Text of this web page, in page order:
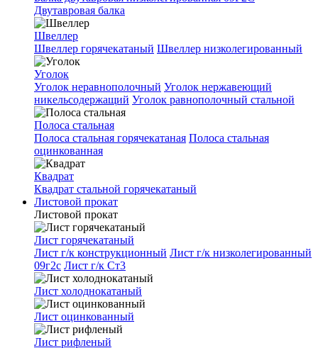
Двутавровая балка
Швеллер
Швеллер горячекатаный Швеллер низколегированный
Уголок
Уголок неравнополочный Уголок нержавеющий
никельсодержащий Уголок равнополочный стальной
Полоса стальная
Полоса стальная горячекатаная Полоса стальная
оцинкованная
Квадрат
Квадрат стальной горячекатаный
Листовой прокат
Листовой прокат
Лист горячекатаный
Лист г/к конструкционный Лист г/к низколегированный
09г2с Лист г/к Ст3
Лист холоднокатаный
Лист оцинкованный
Лист рифленый